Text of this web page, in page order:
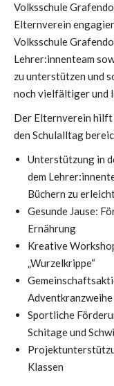
Volksschule
Elternverein
Volksschule
Lehrer:innenteam
zu unterstützen und
noch vielfältiger und
Der Elternverein
den Schulalltag
Unterstützung in
dem
Büchern zu
Gesunde Jause:
Ernährung
Kreative
„Wurzelkrippe“
Sportliche
Schitage und
Klassen